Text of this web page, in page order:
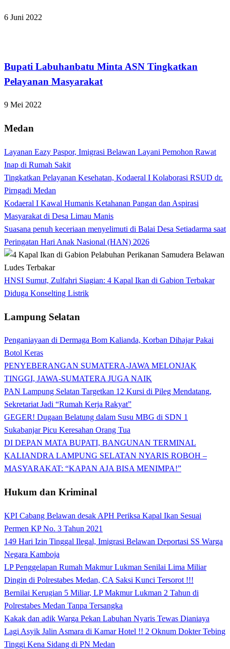
6 Juni 2022
Bupati Labuhanbatu Minta ASN Tingkatkan
Pelayanan Masyarakat
9 Mei 2022
Medan
Layanan Eazy Paspor, Imigrasi Belawan Layani Pemohon Rawat
Inap di Rumah Sakit
Tingkatkan Pelayanan Kesehatan, Kodaeral I Kolaborasi RSUD dr.
Pirngadi Medan‎
Kodaeral I Kawal Humanis Ketahanan Pangan dan Aspirasi
Masyarakat di Desa Limau Manis
Suasana penuh keceriaan menyelimuti di Balai Desa Setiadarma saat
Peringatan Hari Anak Nasional (HAN) 2026
HNSI Sumut, Zulfahri Siagian: 4 Kapal Ikan di Gabion Terbakar
Diduga Konselting Listrik
Lampung Selatan
Penganiayaan di Dermaga Bom Kalianda, Korban Dihajar Pakai
Botol Keras
PENYEBERANGAN SUMATERA-JAWA MELONJAK
TINGGI, JAWA-SUMATERA JUGA NAIK
PAN Lampung Selatan Targetkan 12 Kursi di Pileg Mendatang,
Sekretariat Jadi “Rumah Kerja Rakyat”
GEGER! Dugaan Belatung dalam Susu MBG di SDN 1
Sukabanjar Picu Keresahan Orang Tua
DI DEPAN MATA BUPATI, BANGUNAN TERMINAL
KALIANDRA LAMPUNG SELATAN NYARIS ROBOH –
MASYARAKAT: “KAPAN AJA BISA MENIMPA!”
Hukum dan Kriminal
KPI Cabang Belawan desak APH Periksa Kapal Ikan Sesuai
Permen KP No. 3 Tahun 2021
149 Hari Izin Tinggal Ilegal, Imigrasi Belawan Deportasi SS Warga
Negara Kamboja
LP Penggelapan Rumah Makmur Lukman Senilai Lima Miliar
Dingin di Polrestabes Medan, CA Saksi Kunci Tersorot !!!
Bernilai Kerugian 5 Miliar, LP Makmur Lukman 2 Tahun di
Polrestabes Medan Tanpa Tersangka
Kakak dan adik Warga Pekan Labuhan Nyaris Tewas Dianiaya
Lagi Asyik Jalin Asmara di Kamar Hotel !! 2 Oknum Dokter Tebing
Tinggi Kena Sidang di PN Medan